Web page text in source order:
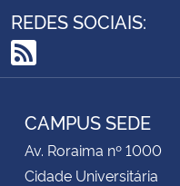
REDES SOCIAIS:
RSS
CAMPUS SEDE
Av. Roraima nº 1000
Cidade Universitária